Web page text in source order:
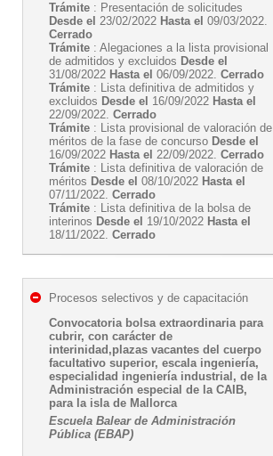
Trámite : Presentación de solicitudes
Desde el 23/02/2022 Hasta el 09/03/2022.
Cerrado
Trámite : Alegaciones a la lista provisional
de admitidos y excluidos Desde el
31/08/2022 Hasta el 06/09/2022. Cerrado
Trámite : Lista definitiva de admitidos y
excluidos Desde el 16/09/2022 Hasta el
22/09/2022. Cerrado
Trámite : Lista provisional de valoración de
méritos de la fase de concurso Desde el
16/09/2022 Hasta el 22/09/2022. Cerrado
Trámite : Lista definitiva de valoración de
méritos Desde el 08/10/2022 Hasta el
07/11/2022. Cerrado
Trámite : Lista definitiva de la bolsa de
interinos Desde el 19/10/2022 Hasta el
18/11/2022. Cerrado
Procesos selectivos y de capacitación
Convocatoria bolsa extraordinaria para
cubrir, con carácter de
interinidad,plazas vacantes del cuerpo
facultativo superior, escala ingeniería,
especialidad ingeniería industrial, de la
Administración especial de la CAIB,
para la isla de Mallorca
Escuela Balear de Administración
Pública (EBAP)